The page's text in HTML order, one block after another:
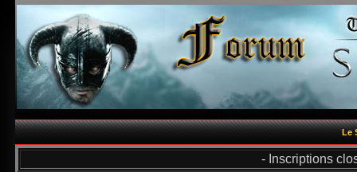
Le
- Inscriptions